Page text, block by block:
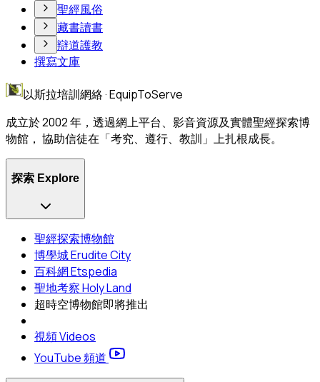
聖經風俗
藏書讀書
辯道護教
撰寫文庫
以斯拉培訓網絡 · EquipToServe
成立於 2002 年，透過網上平台、影音資源及實體聖經探索博
物館， 協助信徒在「考究、遵行、教訓」上扎根成長。
探索 Explore
聖經探索博物館
博學城 Erudite City
百科網 Etspedia
聖地考察 Holy Land
超時空博物館即將推出
視頻 Videos
YouTube 頻道